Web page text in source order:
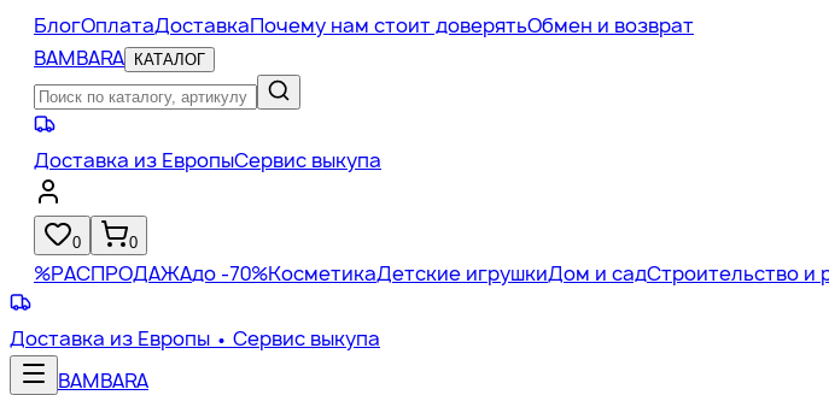
БлогОплатаДоставкаПочему нам стоит доверятьОбмен и возврат
BAMBARA
КАТАЛОГ
Доставка из ЕвропыСервис выкупа
0 0
%РАСПРОДАЖАдо -70%КосметикаДетские игрушкиДом и садСтроительство и
Доставка из Европы • Сервис выкупа
BAMBARA